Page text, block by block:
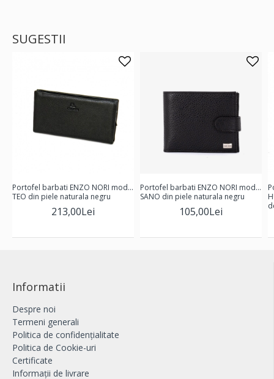
SUGESTII
Portofel barbati ENZO NORI model
TEO din piele naturala negru
213,00Lei
Portofel barbati ENZO NORI model
SANO din piele naturala negru
105,00Lei
Informatii
Despre noi
Termeni generali
Politica de confidențialitate
Politica de Cookie-uri
Certificate
Informații de livrare